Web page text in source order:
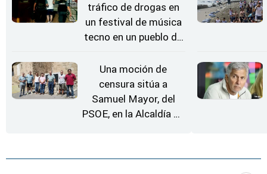
tráfico de drogas en
un festival de música
tecno en un pueblo de
Una moción de
censura sitúa a
Samuel Mayor, del
PSOE, en la Alcaldía de